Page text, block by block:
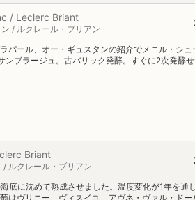
/ Leclerc Briant
/ ルクレール・ブリアン
パール、オー・ギュスタンの紹介でメニル・シ
ンブラージュ。古バリック発酵。すぐに2次発酵
Briant
/ ルクレール・ブリアン
底に沈めて熟成させました。温度変化が1年を
はヴリニー、ヴィスイユ、アヴネ・ヴァル・ド